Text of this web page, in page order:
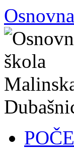
Skoči
do
sadržaja